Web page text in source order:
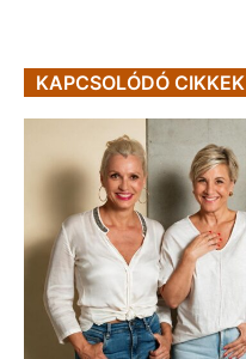
KAPCSOLÓDÓ CIKKEK